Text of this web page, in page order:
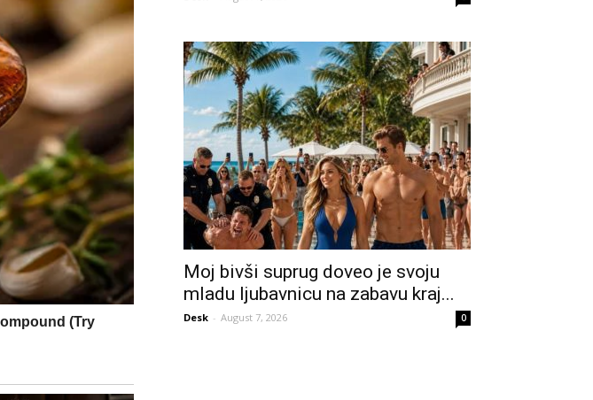
Moj bivši suprug doveo je svoju
mladu ljubavnicu na zabavu kraj...
Desk - August 7, 2026 0